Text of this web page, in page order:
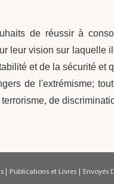
de réussir à
leur vision sur laquelle
et de la sécurité et
de l'extrémisme;
de
| Publications et Livres | Envoyés